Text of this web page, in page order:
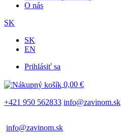
O nás
SK
SK
EN
menu
Prihlásiť sa
0,00 €
+421 950 562833 info@zavinom.sk
info@zavinom.sk